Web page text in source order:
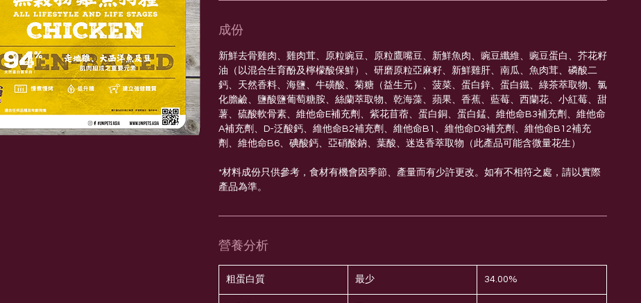
成份
新鮮去骨雞肉、雞肉茸、原粒豌豆、原粒鷹嘴豆、新鮮魚肉、豌豆纖維、豌豆蛋白、芥花籽
油（以混合生育酚及檸檬酸保鮮）、研磨原粒亞麻籽、新鮮雞肝、南瓜、魚肉茸、磷酸二
鈣、天然香料、海鹽、牛磺酸、菊糖（益生元）、菠菜、蛋白鋅、蛋白鐵、綠茶萃取物、氯
化膽鹼、鹽酸鹽葡萄糖胺、絲蘭萃取物、乾海藻、蘋果、香蕉、藍莓、西蘭花、小紅莓、甜
薯、硫酸軟骨素、維他命E補充劑、紫花苜蓿、蛋白銅、蛋白錳、維他命B3補充劑、維他命
A補充劑、D-泛酸鈣、維他命B2補充劑、維他命B1、維他命D3補充劑、維他命B12補充
劑、維他命B6、碘酸鈣、亞硝酸鈉、葉酸、迷迭香萃取物（此產品可能含微量花生）
*材料成份只供參考，食材有機會因季節、產量而有少許更改。如有不相符之處，請以實際
產品為準。
營養分析
粗蛋白質 最少 34.00%